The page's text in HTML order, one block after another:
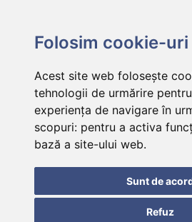
Folosim cookie-uri
Acest site web folosește
tehnologii de urmărire
experiența de navigare în
scopuri: pentru a activa
bază a site-ului web.
Sunt de
Refuz